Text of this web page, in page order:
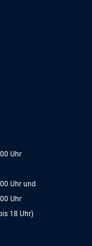
Uhr
Uhr und
Uhr
18 Uhr)